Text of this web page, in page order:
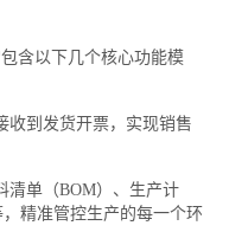
含以下几个核心功能模
到发货开票，实现销售
单（BOM）、生产计
精准管控生产的每一个环